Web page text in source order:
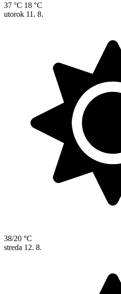
37 °C 18 °C
utorok 11. 8.
38/20 °C
streda 12. 8.